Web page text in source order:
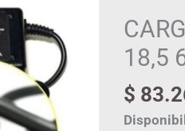
18,5
$
PIN
18,5
124
4,7X1,75